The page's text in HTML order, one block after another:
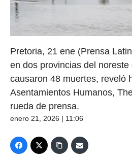
Pretoria, 21 ene (Prensa
en dos provincias del noreste
causaron 48 muertes, reveló
Asentamientos Humanos,
rueda de prensa.
enero 21, 2026 | 11:06